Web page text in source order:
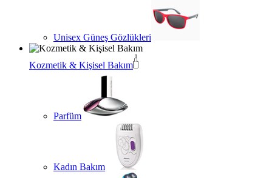
Unisex Güneş Gözlükleri
Kozmetik & Kişisel Bakım
Parfüm
Kadın Bakım